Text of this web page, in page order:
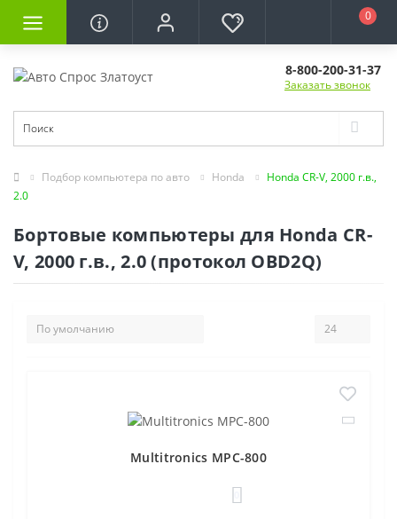
0
8-800-200-31-37
Заказать звонок
Подбор компьютера по авто Honda
Honda CR-V, 2000 г.в.,
2.0
Бортовые компьютеры для Honda CR-
V, 2000 г.в., 2.0 (протокол OBD2Q)
Multitronics MPC-800